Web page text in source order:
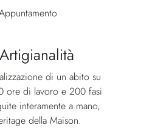
di un abito su
ore di lavoro e 200 fasi
interamente a mano,
della Maison.